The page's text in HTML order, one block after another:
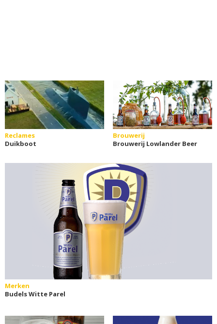
Reclames
Duikboot
Brouwerij
Brouwerij Lowlander Beer
Merken
Budels Witte Parel